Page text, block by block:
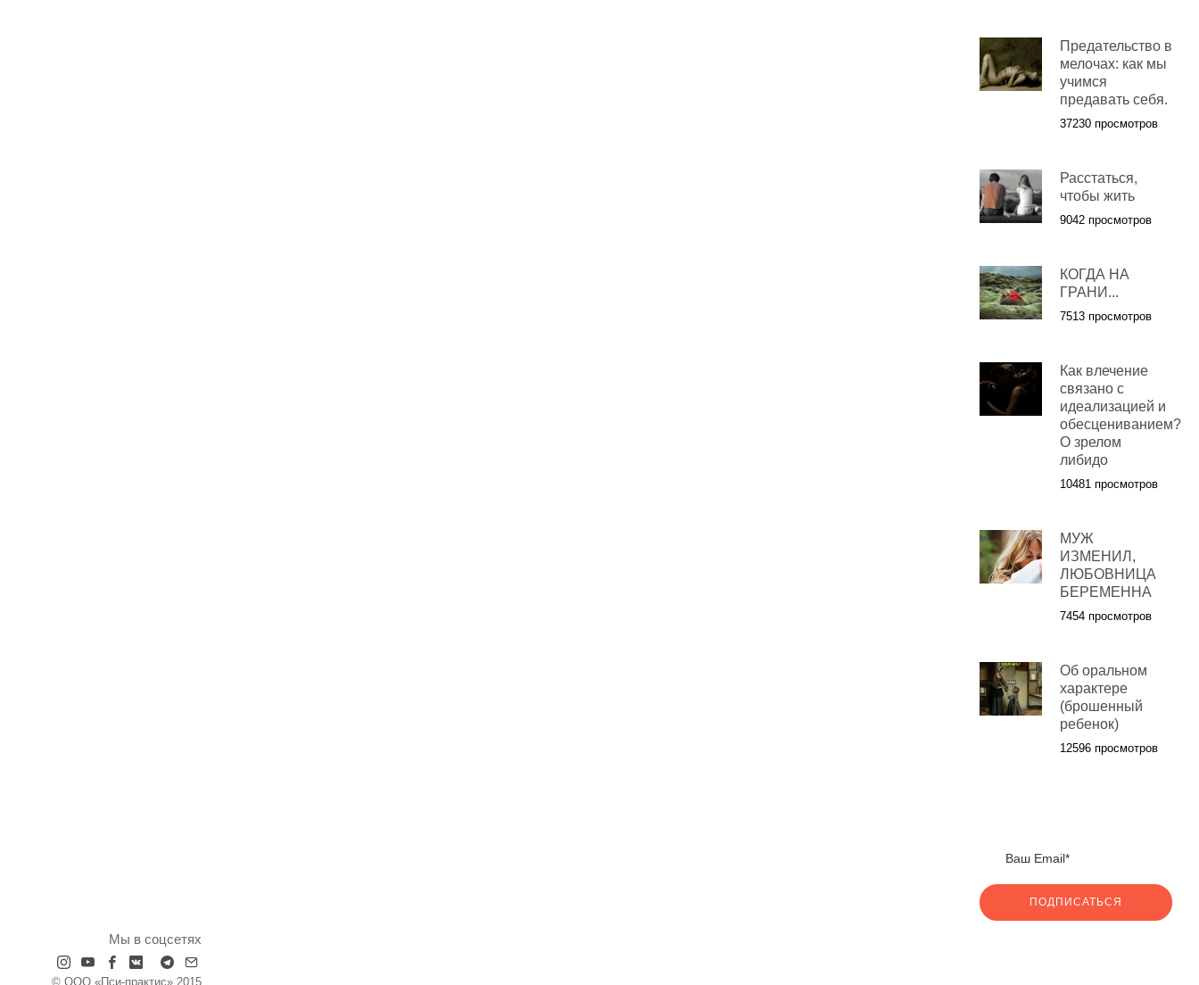
Мы в соцсетях
© ООО «Пси-практис» 2015
Предательство в
мелочах: как мы
учимся
предавать себя.
37230 просмотров
Расстаться,
чтобы жить
9042 просмотров
КОГДА НА
ГРАНИ...
7513 просмотров
Как влечение
связано с
идеализацией и
обесцениванием?
О зрелом
либидо
10481 просмотров
МУЖ
ИЗМЕНИЛ,
ЛЮБОВНИЦА
БЕРЕМЕННА
7454 просмотров
Об оральном
характере
(брошенный
ребенок)
12596 просмотров
ПОДПИСАТЬСЯ